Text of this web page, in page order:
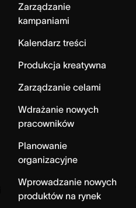
Zarządzanie
kampaniami
Kalendarz treści
Produkcja kreatywna
Zarządzanie celami
Wdrażanie nowych
pracowników
Planowanie
organizacyjne
Wprowadzanie nowych
produktów na rynek